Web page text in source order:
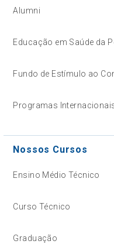
Alumni
Educação em Saúde da
Fundo de Estímulo ao
Programas
Nossos Cursos
Ensino Médio Técnico
Curso Técnico
Graduação